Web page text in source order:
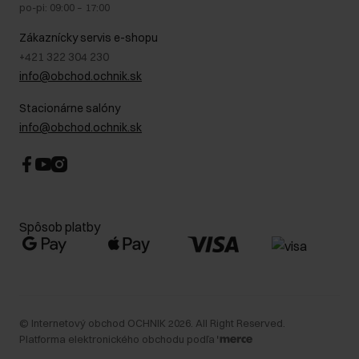
Blog
Najčastejšie kladené otázky (FAQ)
po-pi: 09:00 – 17:00
Zákaznícky servis e-shopu
+421 322 304 230
info@obchod.ochnik.sk
Stacionárne salóny
info@obchod.ochnik.sk
Spôsob platby
© Internetový obchod OCHNIK 2026. All Right Reserved.
Platforma elektronického obchodu podľa